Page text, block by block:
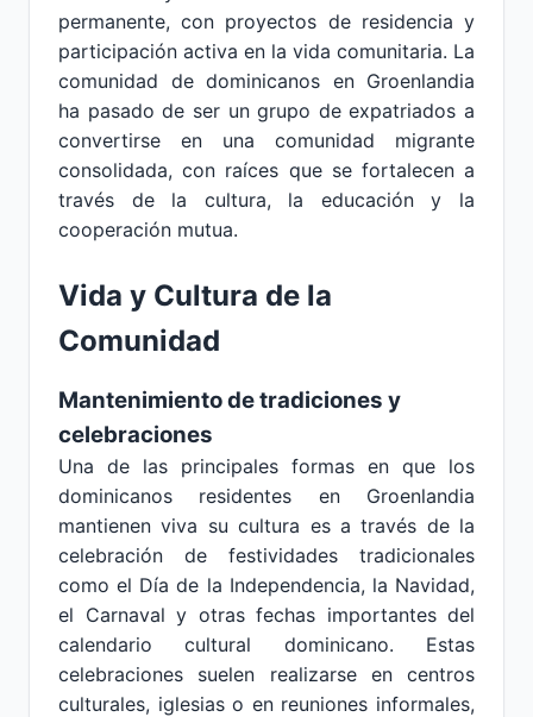
permanente, con proyectos de residencia y
participación activa en la vida comunitaria. La
comunidad de dominicanos en Groenlandia
ha pasado de ser un grupo de expatriados a
convertirse en una comunidad migrante
consolidada, con raíces que se fortalecen a
través de la cultura, la educación y la
cooperación mutua.
Vida y Cultura de la
Comunidad
Mantenimiento de tradiciones y
celebraciones
Una de las principales formas en que los
dominicanos residentes en Groenlandia
mantienen viva su cultura es a través de la
celebración de festividades tradicionales
como el Día de la Independencia, la Navidad,
el Carnaval y otras fechas importantes del
calendario cultural dominicano. Estas
celebraciones suelen realizarse en centros
culturales, iglesias o en reuniones informales,